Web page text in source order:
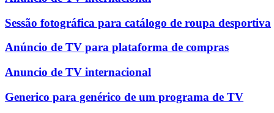
Sessão fotográfica para catálogo de roupa desportiva
Anúncio de TV para plataforma de compras
Anuncio de TV internacional
Generico para genérico de um programa de TV